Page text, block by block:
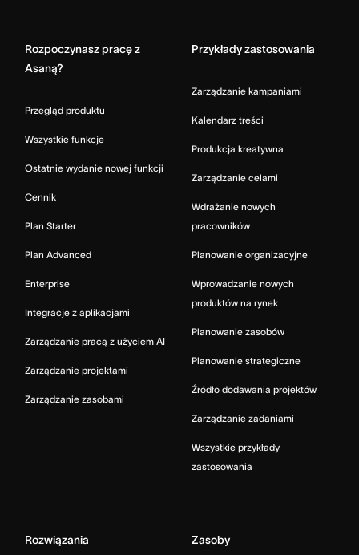
Rozpoczynasz pracę z
Asaną?
Przegląd produktu
Wszystkie funkcje
Ostatnie wydanie nowej funkcji
Cennik
Plan Starter
Plan Advanced
Enterprise
Integracje z aplikacjami
Zarządzanie pracą z użyciem AI
Zarządzanie projektami
Zarządzanie zasobami
Przykłady zastosowania
Zarządzanie kampaniami
Kalendarz treści
Produkcja kreatywna
Zarządzanie celami
Wdrażanie nowych
pracowników
Planowanie organizacyjne
Wprowadzanie nowych
produktów na rynek
Planowanie zasobów
Planowanie strategiczne
Źródło dodawania projektów
Zarządzanie zadaniami
Wszystkie przykłady
zastosowania
Rozwiązania Zasoby